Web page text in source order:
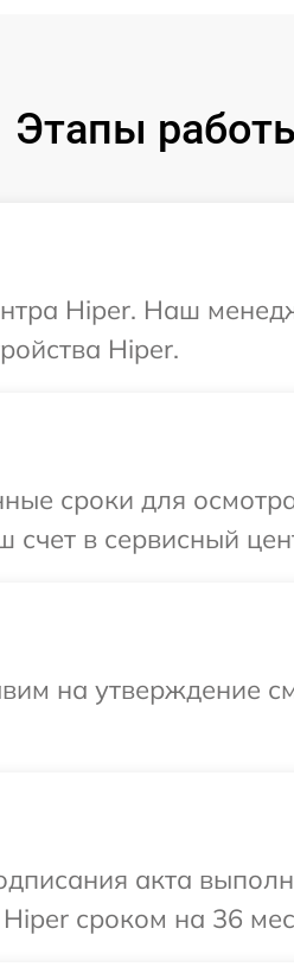
Этапы
Hiper. Наш
Hiper.
сроки для
в сервисный
на утверждение
акта
сроком на 36